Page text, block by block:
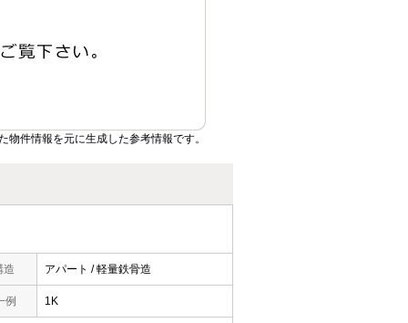
件情報を元に生成した参考情報です。
造 アパート / 軽量鉄骨造
例 1K